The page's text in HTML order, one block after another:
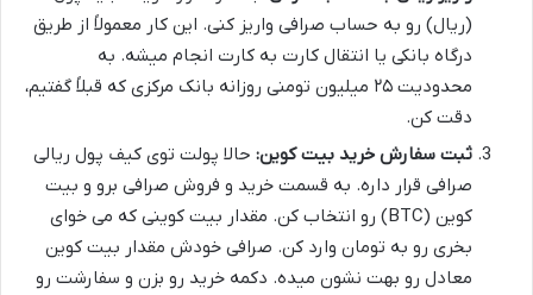
(ریال) رو به حساب صرافی واریز کنی. این کار معمولاً از طریق
درگاه بانکی یا انتقال کارت به کارت انجام میشه. به
محدودیت ۲۵ میلیون تومنی روزانه بانک مرکزی که قبلاً گفتیم،
دقت کن.
ثبت سفارش خرید بیت کوین: حالا پولت توی کیف پول ریالی
صرافی قرار داره. به قسمت خرید و فروش صرافی برو و بیت
کوین (BTC) رو انتخاب کن. مقدار بیت کوینی که می خوای
بخری رو به تومان وارد کن. صرافی خودش مقدار بیت کوین
معادل رو بهت نشون میده. دکمه خرید رو بزن و سفارشت رو